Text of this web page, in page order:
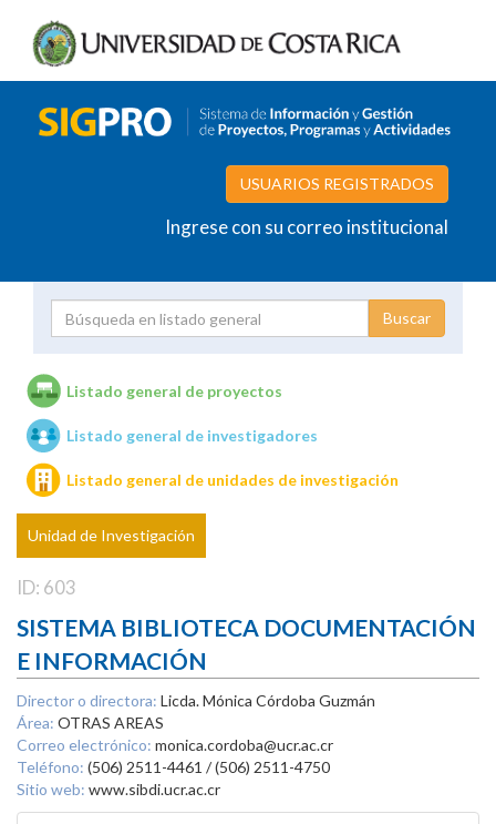
USUARIOS REGISTRADOS
Ingrese con su correo institucional
Unidades de investigación
Listado general de proyectos
Listado general de investigadores
Listado general de unidades de investigación
Unidad de Investigación
ID: 603
SISTEMA BIBLIOTECA DOCUMENTACIÓN
E INFORMACIÓN
Director o directora: Licda. Mónica Córdoba Guzmán
Área: OTRAS AREAS
Correo electrónico: monica.cordoba@ucr.ac.cr
Teléfono: (506) 2511-4461 / (506) 2511-4750
Sitio web: www.sibdi.ucr.ac.cr